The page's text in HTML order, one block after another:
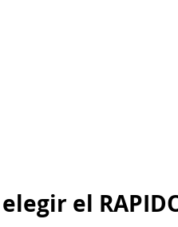
el